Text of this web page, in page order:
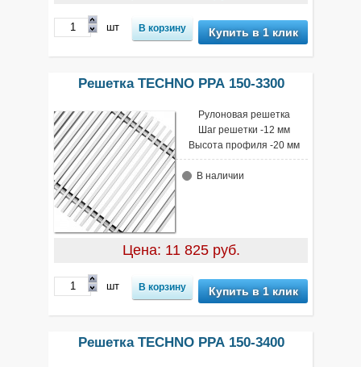
шт Купить в 1 клик
Решетка TECHNO РРА 150-3300
Рулоновая решетка
Шаг решетки -12 мм
Высота профиля -20 мм
В наличии
Цена: 11 825 руб.
шт Купить в 1 клик
Решетка TECHNO РРА 150-3400